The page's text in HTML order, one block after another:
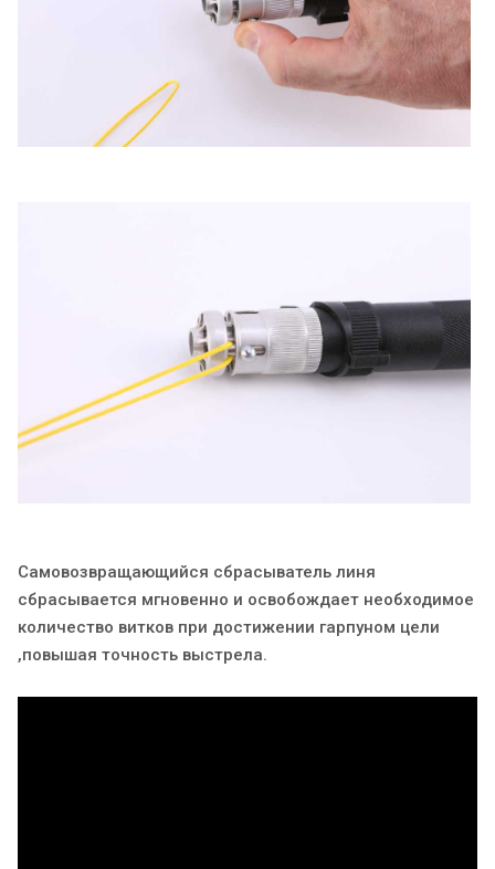
Самовозвращающийся сбрасыватель линя
сбрасывается мгновенно и освобождает необходимое
количество витков при достижении гарпуном цели
,повышая точность выстрела.